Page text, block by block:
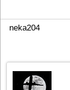
neka204